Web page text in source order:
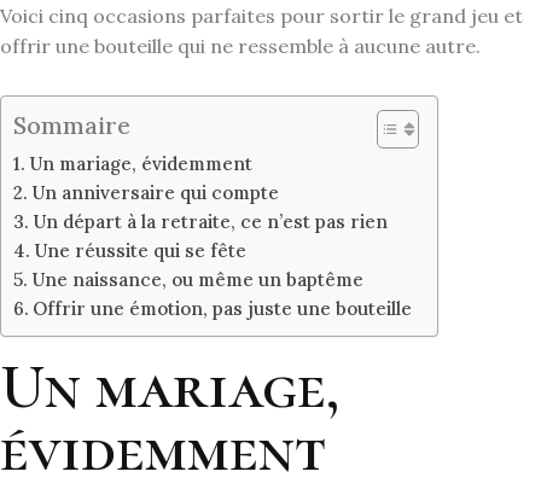
Voici cinq occasions parfaites pour sortir le grand jeu et
offrir une bouteille qui ne ressemble à aucune autre.
Sommaire
Un mariage, évidemment
Un anniversaire qui compte
Un départ à la retraite, ce n’est pas rien
Une réussite qui se fête
Une naissance, ou même un baptême
Offrir une émotion, pas juste une bouteille
Un mariage,
évidemment